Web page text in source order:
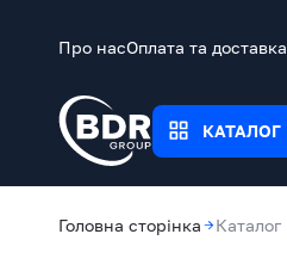
Про насОплата та доставка
КАТАЛОГ
Головна сторінка Каталог